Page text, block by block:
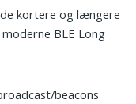
kortere og længere
BLE Long
beacons